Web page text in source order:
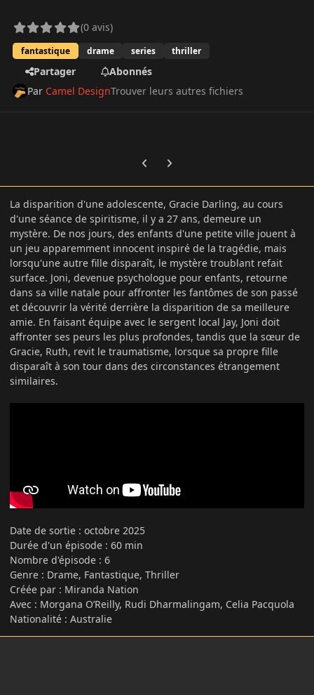
(0 avis)
fantastique drame series thriller
Partager
Abonnés
Par Camel DesignTrouver leurs autres fichiers
Previous carousel slide
Next carousel slide
La disparition d'une adolescente, Gracie Darling, au cours
d'une séance de spiritisme, il y a 27 ans, demeure un
mystère. De nos jours, des enfants d'une petite ville jouent à
un jeu apparemment innocent inspiré de la tragédie, mais
lorsqu'une autre fille disparaît, le mystère troublant refait
surface. Joni, devenue psychologue pour enfants, retourne
dans sa ville natale pour affronter les fantômes de son passé
et découvrir la vérité derrière la disparition de sa meilleure
amie. En faisant équipe avec le sergent local Jay, Joni doit
affronter ses peurs les plus profondes, tandis que la sœur de
Gracie, Ruth, revit le traumatisme, lorsque sa propre fille
disparaît à son tour dans des circonstances étrangement
similaires.
Date de sortie : octobre 2025
Durée d'un épisode : 60 min
Nombre d'épisode : 6
Genre : Drame, Fantastique, Thriller
Créée par : Miranda Nation
Avec : Morgana O’Reilly, Rudi Dharmalingam, Celia Pacquola
Nationalité : Australie